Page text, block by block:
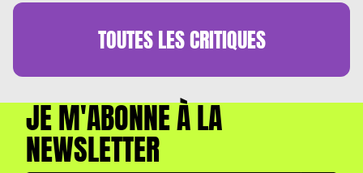
TOUTES LESCRITIQUES
JE M'ABONNE À LA
NEWSLETTER